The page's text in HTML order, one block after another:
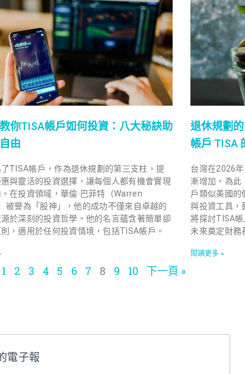
你TISA帳戶如何投資：八大秘訣助
由
TISA帳戶，作為退休規劃的第三支柱，提
與靈活的投資選擇，讓每個人都有機會實現
在投資領域，華倫·巴菲特（Warren
譽為「股神」，他的成功不僅來自卓越的
源於深刻的投資哲學。他的名言蘊含著簡單卻
，適用於任何投資情境，包括TISA帳戶。
退休規劃
帳戶 TISA
台灣在2026
漸增加，為此
戶類似美國的
與投資工具，
將探討TISA
未來奠定財務
閱讀更多 »
1 2 3 4 5 6 7 8 9 10 下一頁 »
電子報